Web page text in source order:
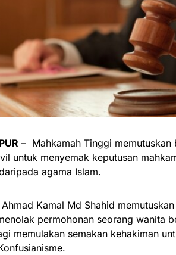
– Mahkamah Tinggi memutuskan
untuk menyemak keputusan
agama Islam.
Kamal Md Shahid
permohonan seorang wanita
memulakan semakan kehakiman